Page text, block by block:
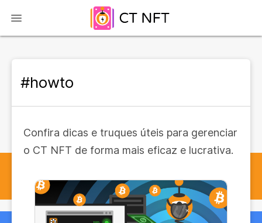
#howto
Confira dicas e truques úteis para gerenciar
o CT NFT de forma mais eficaz e lucrativa.